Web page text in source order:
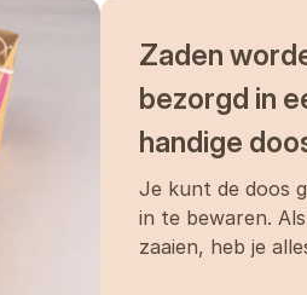
Zaden
bezorgd in
handige
Je kunt de doos
in te bewaren.
zaaien, heb je